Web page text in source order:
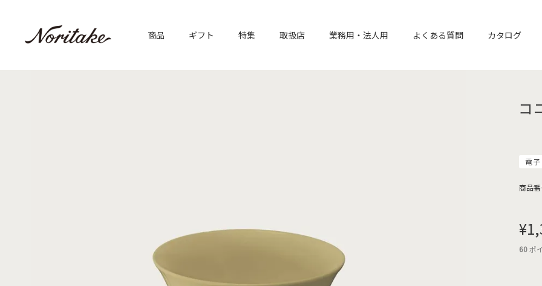
商品 ギフト 特集 取扱店 業務用・法人用 よくある質問 カタログ
コ
電
商品
¥
60ポ